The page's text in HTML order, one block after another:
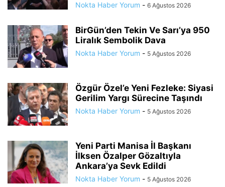
Nokta Haber Yorum - 6 Ağustos 2026
BirGün’den Tekin Ve Sarı’ya 950
Liralık Sembolik Dava
Nokta Haber Yorum - 5 Ağustos 2026
Özgür Özel’e Yeni Fezleke: Siyasi
Gerilim Yargı Sürecine Taşındı
Nokta Haber Yorum - 5 Ağustos 2026
Yeni Parti Manisa İl Başkanı
İlksen Özalper Gözaltıyla
Ankara’ya Sevk Edildi
Nokta Haber Yorum - 5 Ağustos 2026